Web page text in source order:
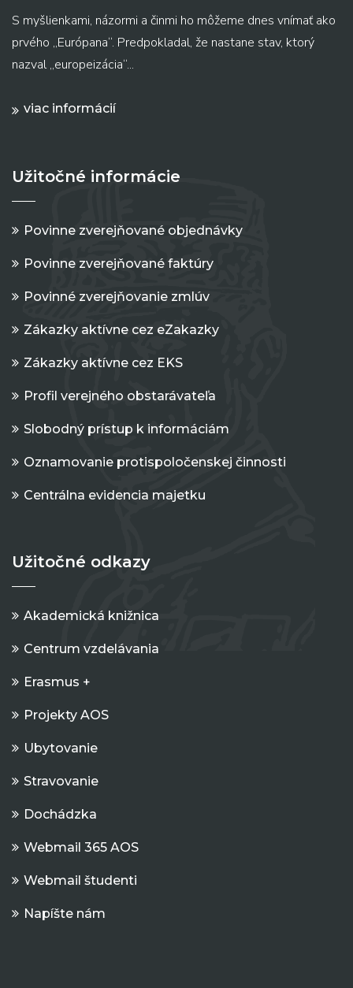
S myšlienkami, názormi a činmi ho môžeme dnes vnímať ako
prvého „Európana“. Predpokladal, že nastane stav, ktorý
nazval „europeizácia“...
viac informácií
Užitočné informácie
Povinne zverejňované objednávky
Povinne zverejňované faktúry
Povinné zverejňovanie zmlúv
Zákazky aktívne cez eZakazky
Zákazky aktívne cez EKS
Profil verejného obstarávateľa
Slobodný prístup k informáciám
Oznamovanie protispoločenskej činnosti
Centrálna evidencia majetku
Užitočné odkazy
Akademická knižnica
Centrum vzdelávania
Erasmus +
Projekty AOS
Ubytovanie
Stravovanie
Dochádzka
Webmail 365 AOS
Webmail študenti
Napíšte nám